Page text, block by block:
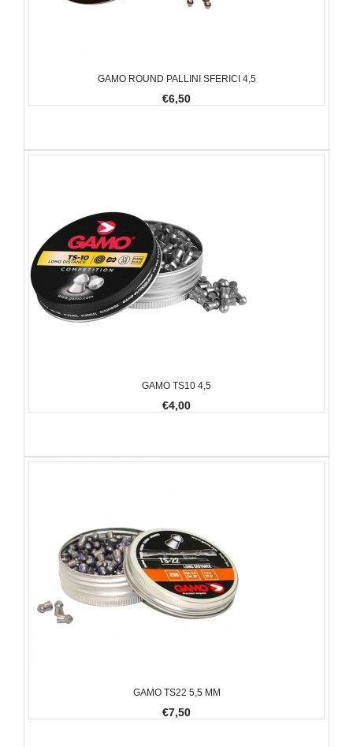
GAMO ROUND PALLINI SFERICI 4,5
€6,50
GAMO TS10 4,5
€4,00
GAMO TS22 5,5 MM
€7,50